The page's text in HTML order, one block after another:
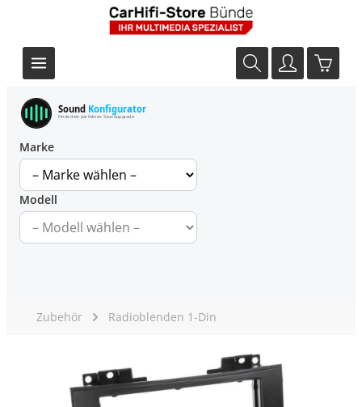
Sound Konfigurator
Finde dein perfektes Soundupgrade
Marke
Modell
Zubehör Radioblenden 1-Din